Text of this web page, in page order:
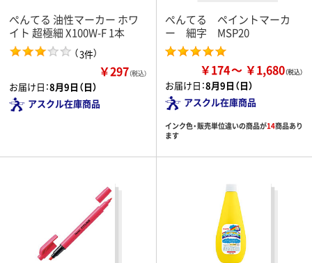
ぺんてる 油性マーカー ホワ
イト 超極細 X100W-F 1本
（3件）
￥297（税込）
お届け日：8月9日（日）
アスクル在庫商品
ぺんてる ペイントマーカ
ー 細字 MSP20
￥174 ￥1,680
お届け日：8月9日（日）
アスクル在庫商品
インク色・販売単位違いの商品が14商品あり
ます